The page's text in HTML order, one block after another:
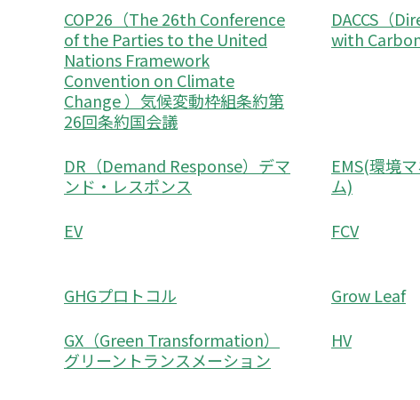
COP26（The 26th Conference
of the Parties to the United
Nations Framework
Convention on Climate
Change ）気候変動枠組条約第
26回条約国会議
DACCS（
with
DR（Demand Response）デマ
ンド・レスポンス
EMS(環境
ム)
EV FCV
GHGプロトコル
Grow Leaf
GX（Green Transformation）
グリーントランスメーション
HV